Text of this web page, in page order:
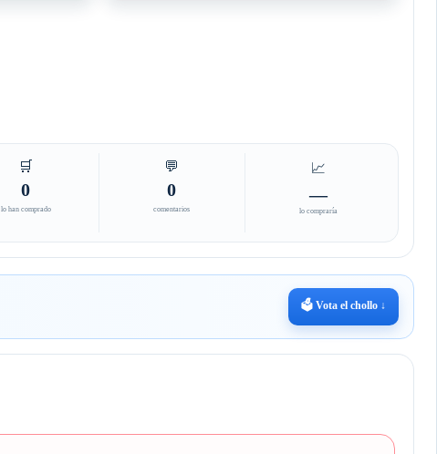
🛒
0
lo han comprado
💬
0
comentarios
📈
—
lo compraría
🗳️ Vota el chollo ↓